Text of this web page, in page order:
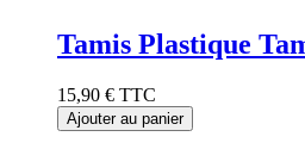
Tamis Plastique
15,90 € TTC
Ajouter au panier